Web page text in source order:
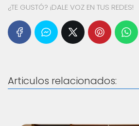
¿TE GUSTÓ? ¡DALE VOZ EN TUS REDES!
Articulos relacionados: